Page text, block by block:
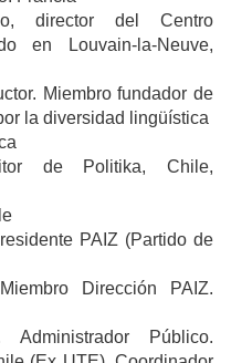
director del Centro
en Louvain-la-Neuve,
Miembro fundador de
la diversidad lingüística
de Politika, Chile,
PAIZ (Partido de
Dirección PAIZ.
Público.